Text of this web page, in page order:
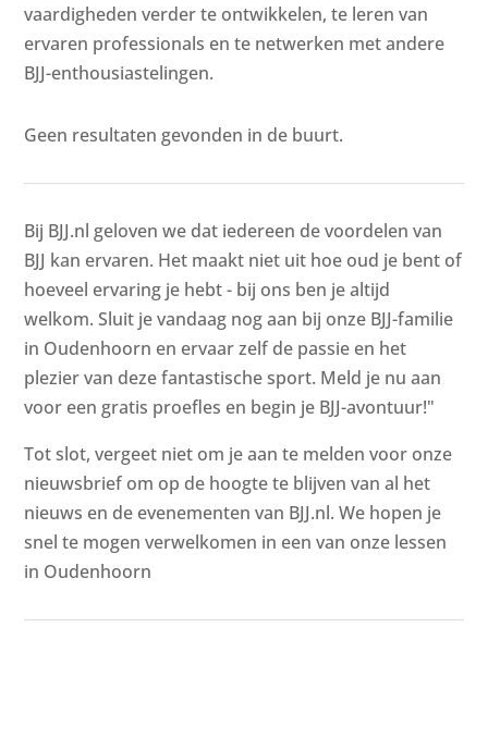
vaardigheden verder te ontwikkelen, te leren van
ervaren professionals en te netwerken met andere
BJJ-enthousiastelingen.
Geen resultaten gevonden in de buurt.
Bij BJJ.nl geloven we dat iedereen de voordelen van
BJJ kan ervaren. Het maakt niet uit hoe oud je bent of
hoeveel ervaring je hebt - bij ons ben je altijd
welkom. Sluit je vandaag nog aan bij onze BJJ-familie
in Oudenhoorn en ervaar zelf de passie en het
plezier van deze fantastische sport. Meld je nu aan
voor een gratis proefles en begin je BJJ-avontuur!"
Tot slot, vergeet niet om je aan te melden voor onze
nieuwsbrief om op de hoogte te blijven van al het
nieuws en de evenementen van BJJ.nl. We hopen je
snel te mogen verwelkomen in een van onze lessen
in Oudenhoorn